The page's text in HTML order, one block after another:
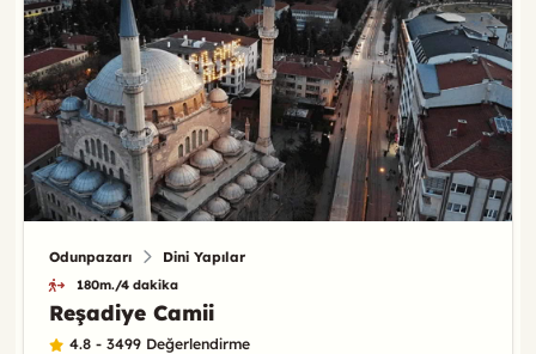
Odunpazarı Dini Yapılar
180m./4 dakika
Reşadiye Camii
4.8 - 3499 Değerlendirme